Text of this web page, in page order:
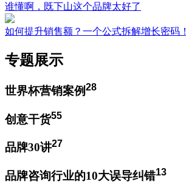
谁懂啊，既下山这个品牌太好了
如何提升销售额？一个公式拆解增长密码！
专题展示
世界杯营销案例28
创意干货55
品牌30讲27
品牌咨询行业的10大误导纠错13